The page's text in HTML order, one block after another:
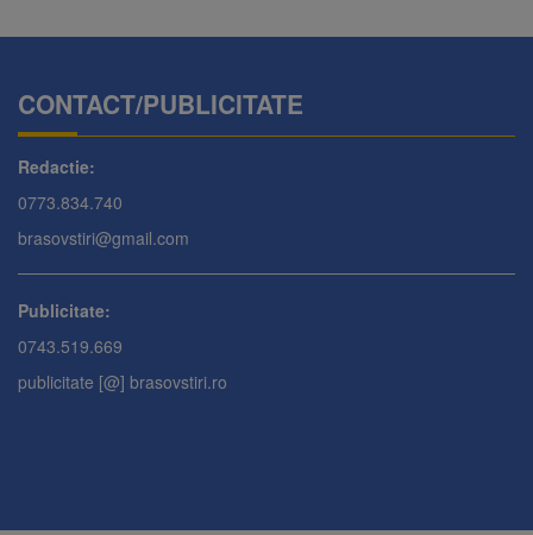
CONTACT/PUBLICITATE
Redactie:
0773.834.740
brasovstiri@gmail.com
Publicitate:
0743.519.669
publicitate [@] brasovstiri.ro